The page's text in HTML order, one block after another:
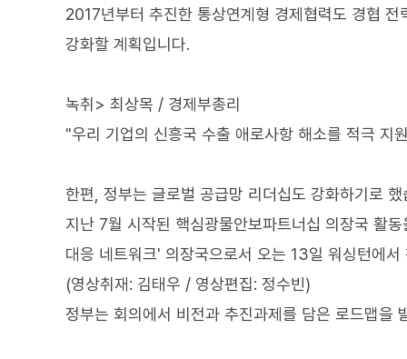
2017년부터 추진한 통상연계형 경제협력도 경협
강화할 계획입니다.
녹취> 최상목 / 경제부총리
"우리 기업의 신흥국 수출 애로사항 해소를 적극 지
한편, 정부는 글로벌 공급망 리더십도 강화하기로 했
지난 7월 시작된 핵심광물안보파트너십 의장국 활
대응 네트워크' 의장국으로서 오는 13일 워싱턴에
(영상취재: 김태우 / 영상편집: 정수빈)
정부는 회의에서 비전과 추진과제를 담은 로드맵을